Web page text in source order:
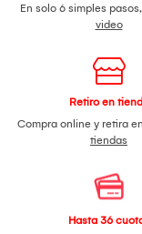
En solo 6 simples pasos,
video
Retiro en
Compra online y retira
tiendas
Hasta 36